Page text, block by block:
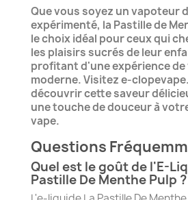
Que vous soyez un vapoteur
expérimenté, la Pastille de
le choix idéal pour ceux qui
les plaisirs sucrés de leur
profitant d'une expérience
moderne. Visitez e-
découvrir cette saveur
une touche de douceur à
vape.
Questions
Quel est le goût de l'E-
Pastille De Menthe Pulp ?